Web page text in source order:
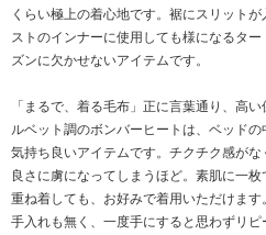
くらい極上の着心地です。裾にスリット
ストのインナーに使用しても様になるタ
ズンに欠かせないアイテムです。
「まるで、着る毛布」正に言葉通り、高
ルベット調のボンバーヒートは、ベッド
気持ち良いアイテムです。チクチク感が
良さに虜になってしまうほど。素肌に一
重ね着しても、お好みで着用いただけま
手入れも無く、一度手にすると思わずリ